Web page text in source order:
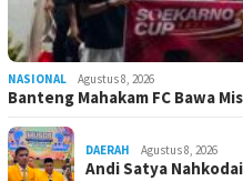
NASIONAL Agustus 8, 2026
Banteng Mahakam FC Bawa
DAERAH Agustus 8, 2026
Andi Satya